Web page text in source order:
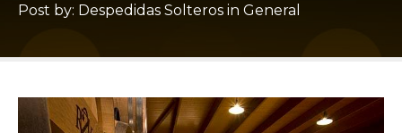
Post by: Despedidas Solteros in General